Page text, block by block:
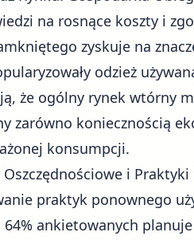
na rosnące koszty i
zyskuje na
odzież
że ogólny rynek wtórny
zarówno koniecznością
konsumpcji.
i
praktyk ponownego
ankietowanych